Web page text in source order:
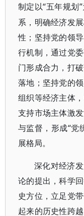
制定以“五年规划
系，明确经济发
性；坚持党的领
行机制，通过党
门形成合力，打
落地；坚持党的
组织等经济主体
支持市场主体激
与监督，形成“党
展格局。
深化对经济
论的提出，科学
史方位，立足党
起来的历史性跨